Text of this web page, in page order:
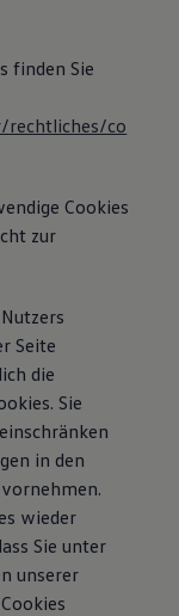
finden Sie
co
Cookies
zur
Seite
die
Sie
in den
wieder
Sie unter
unserer